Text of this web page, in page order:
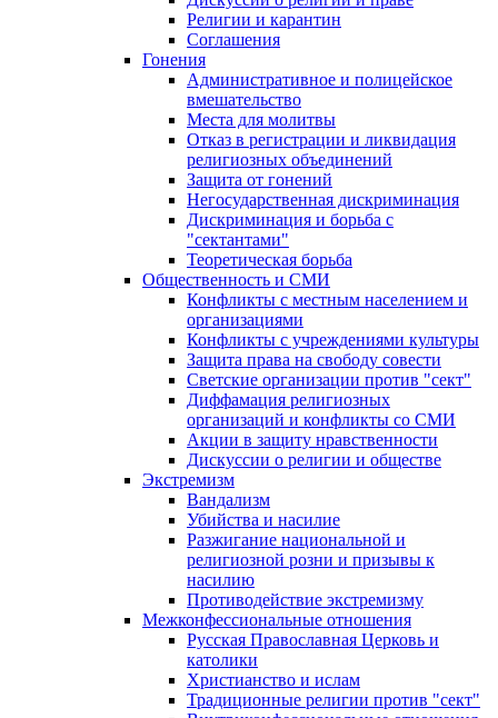
Религии и карантин
Соглашения
Гонения
Административное и полицейское
вмешательство
Места для молитвы
Отказ в регистрации и ликвидация
религиозных объединений
Защита от гонений
Негосударственная дискриминация
Дискриминация и борьба с
"сектантами"
Теоретическая борьба
Общественность и СМИ
Конфликты с местным населением и
организациями
Конфликты с учреждениями культуры
Защита права на свободу совести
Светские организации против "сект"
Диффамация религиозных
организаций и конфликты со СМИ
Акции в защиту нравственности
Дискуссии о религии и обществе
Экстремизм
Вандализм
Убийства и насилие
Разжигание национальной и
религиозной розни и призывы к
насилию
Противодействие экстремизму
Межконфессиональные отношения
Русская Православная Церковь и
католики
Христианство и ислам
Традиционные религии против "сект"